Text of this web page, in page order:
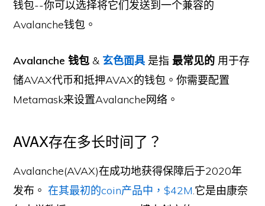
钱包--你可以选择将它们发送到一个兼容的
Avalanche钱包。
Avalanche 钱包 & 玄色面具 是指最常见的 用于存
储AVAX代币和抵押AVAX的钱包。你需要配置
Metamask来设置Avalanche网络。
AVAX存在多长时间了？
Avalanche(AVAX)在成功地获得保障后于2020年
发布。在其最初的coin产品中，$42M.它是由康奈